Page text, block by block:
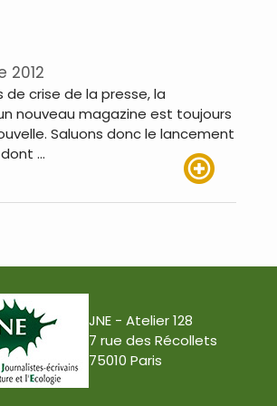
2012
de crise de la presse, la
nouveau magazine est toujours
Saluons donc le lancement
…
JNE - Atelier 128
7 rue des Récollets
75010 Paris